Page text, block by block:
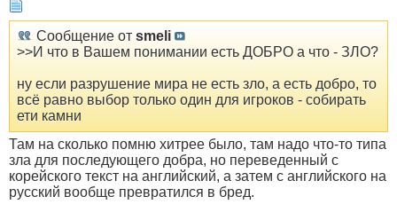
Сообщение от smeli
>>И что в Вашем понимании есть ДОБРО а что - ЗЛО?
ну если разрушение мира не есть зло, а есть добро, то
всё равно выбор только один для игроков - собирать
ети камни
Там на сколько помню хитрее было, там надо что-то типа
зла для последующего добра, но переведенный с
корейского текст на английский, а затем с английского на
русский вообще превратился в бред.